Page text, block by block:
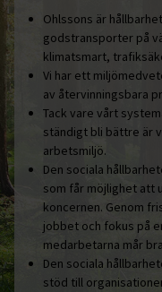
Ohlssons är
godstransporter på
klimatsmart,
Vi har ett
av återvinningsbara
Tack vare vårt
ständigt bli bättre är
arbetsmiljö.
Den sociala
som får möjlighet att
koncernen. Genom
jobbet och fokus på
medarbetarna mår
Den sociala
stöd till